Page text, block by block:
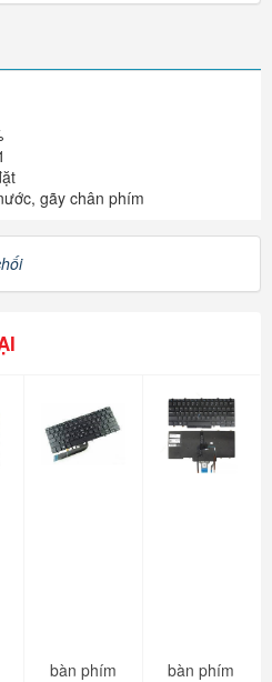
gãy chân phím
bàn phím
bàn phím